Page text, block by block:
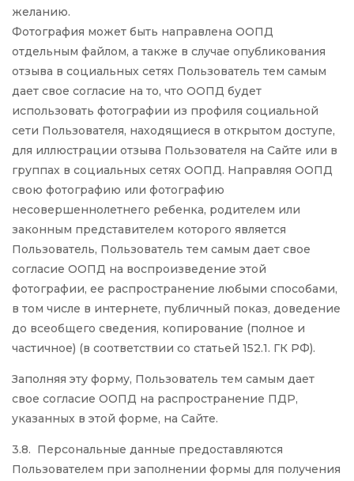
желанию.
Фотография может быть направлена ООПД
отдельным файлом, а также в случае опубликования
отзыва в социальных сетях Пользователь тем самым
дает свое согласие на то, что ООПД будет
использовать фотографии из профиля социальной
сети Пользователя, находящиеся в открытом доступе,
для иллюстрации отзыва Пользователя на Сайте или в
группах в социальных сетях ООПД. Направляя ООПД
свою фотографию или фотографию
несовершеннолетнего ребенка, родителем или
законным представителем которого является
Пользователь, Пользователь тем самым дает свое
согласие ООПД на воспроизведение этой
фотографии, ее распространение любыми способами,
в том числе в интернете, публичный показ, доведение
до всеобщего сведения, копирование (полное и
частичное) (в соответствии со статьей 152.1. ГК РФ).
Заполняя эту форму, Пользователь тем самым дает
свое согласие ООПД на распространение ПДР,
указанных в этой форме, на Сайте.
3.8. Персональные данные предоставляются
Пользователем при заполнении формы для получения